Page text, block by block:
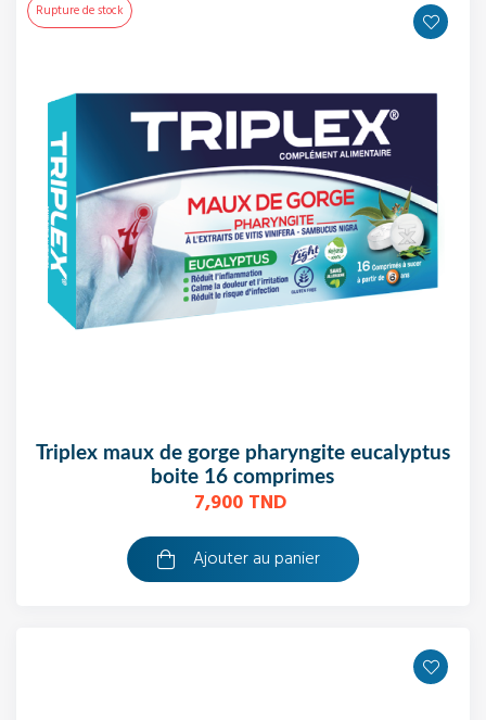
Rupture de stock
triplex maux de gorge pharyngite eucalyptus
boite 16 comprimes
7,900 TND
Ajouter au panier